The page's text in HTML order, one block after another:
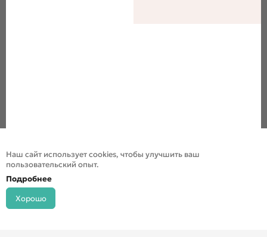
Наш сайт использует cookies, чтобы улучшить ваш
пользовательский опыт.
Подробнее
Хорошо